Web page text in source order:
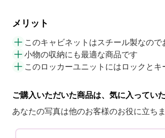
メリット
このキャビネットはスチール製なの
小物の収納にも最適な商品です
このロッカーユニットにはロックと
ご購入いただいた商品は、気に入ってい
あなたの写真は他のお客様のお役に立ち